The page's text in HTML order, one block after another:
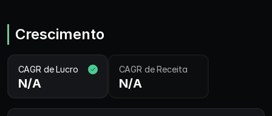
Crescimento
CAGR de Lucro
N/A
CAGR de Receita
N/A